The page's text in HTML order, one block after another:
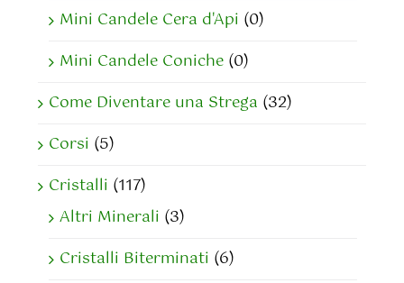
Mini Candele Cera d'Api (0)
Mini Candele Coniche (0)
Come Diventare una Strega (32)
Corsi (5)
Cristalli (117)
Altri Minerali (3)
Cristalli Biterminati (6)